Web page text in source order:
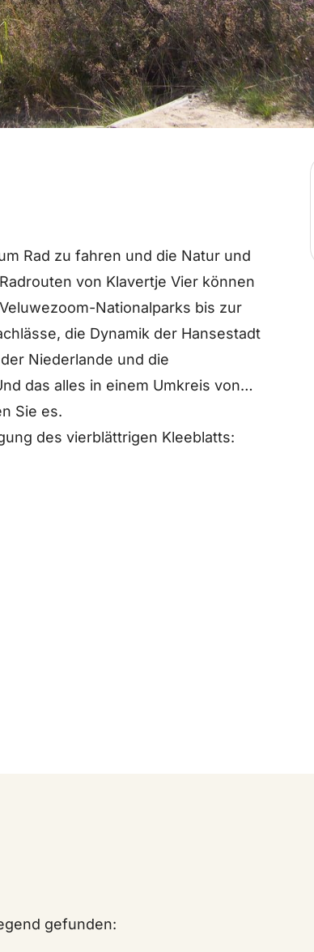
Rad zu fahren und die Natur und
von Klavertje Vier können
Nationalparks bis zur
die Dynamik der Hansestadt
Niederlande und die
das alles in einem Umkreis von
Sie es.
des vierblättrigen Kleeblatts:
gefunden: